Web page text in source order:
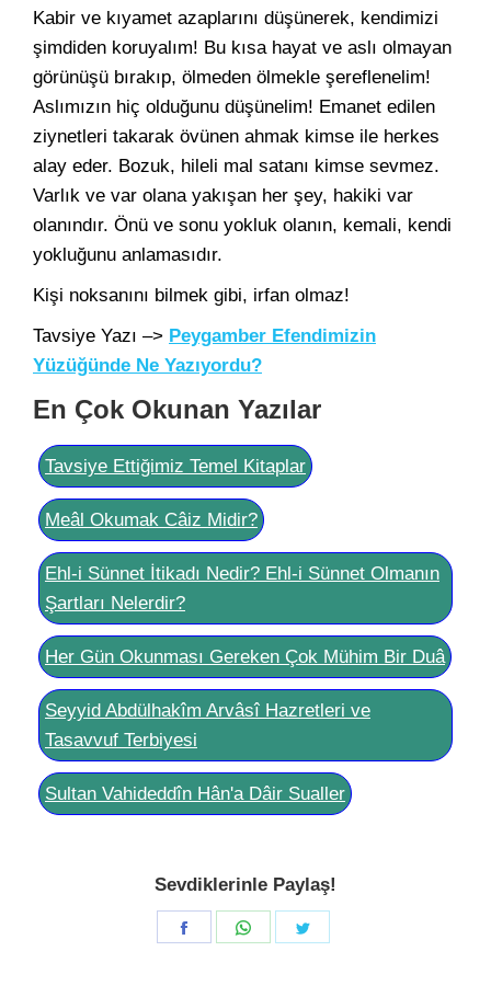
Kabir ve kıyamet azaplarını düşünerek, kendimizi
şimdiden koruyalım! Bu kısa hayat ve aslı olmayan
görünüşü bırakıp, ölmeden ölmekle şereflenelim!
Aslımızın hiç olduğunu düşünelim! Emanet edilen
ziynetleri takarak övünen ahmak kimse ile herkes
alay eder. Bozuk, hileli mal satanı kimse sevmez.
Varlık ve var olana yakışan her şey, hakiki var
olanındır. Önü ve sonu yokluk olanın, kemali, kendi
yokluğunu anlamasıdır.
Kişi noksanını bilmek gibi, irfan olmaz!
Tavsiye Yazı –> Peygamber Efendimizin
Yüzüğünde Ne Yazıyordu?
En Çok Okunan Yazılar
Tavsiye Ettiğimiz Temel Kitaplar
Meâl Okumak Câiz Midir?
Ehl-i Sünnet İtikadı Nedir? Ehl-i Sünnet Olmanın
Şartları Nelerdir?
Her Gün Okunması Gereken Çok Mühim Bir Duâ
Seyyid Abdülhakîm Arvâsî Hazretleri ve
Tasavvuf Terbiyesi
Sultan Vahideddîn Hân'a Dâir Sualler
Sevdiklerinle Paylaş!
Share
Share